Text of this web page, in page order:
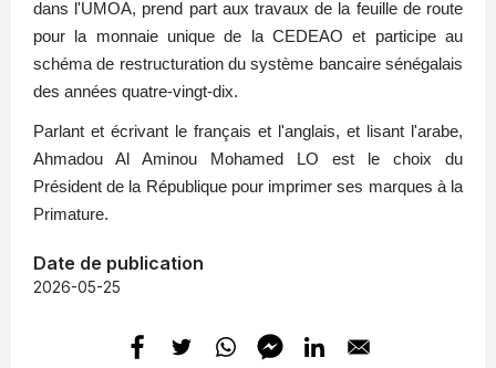
dans l'UMOA, prend part aux travaux de la feuille de route
pour la monnaie unique de la CEDEAO et participe au
schéma de restructuration du système bancaire sénégalais
des années quatre-vingt-dix.
Parlant et écrivant le français et l'anglais, et lisant l'arabe,
Ahmadou Al Aminou Mohamed LO est le choix du
Président de la République pour imprimer ses marques à la
Primature.
Date de publication
2026-05-25